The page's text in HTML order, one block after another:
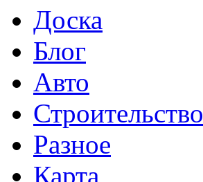
Доска
Блог
Авто
Строительство
Разное
Карта